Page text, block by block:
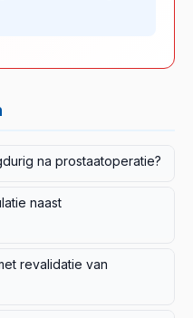
na prostaatoperatie?
maanden, vooral bij
Systematische
2,3
— bespreek het
naast
elektrische
gunstig kan zijn bij
revalidatie van
maar het